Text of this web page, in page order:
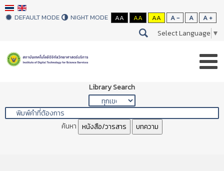
DEFAULT MODE NIGHT MODE AA AA AA A - A A +
Select Language ▼
Library Search
ค้นหา หนังสือ/วารสาร บทความ